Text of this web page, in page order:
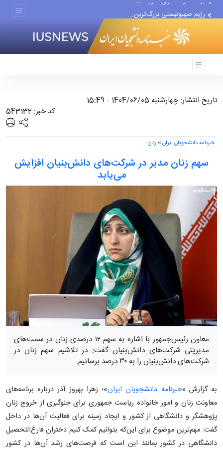
رژیم صهیونیستی بزرگ‌ترین...
تاریخ انتشار: چهارشنبه 1404/06/05 - 15:49
کد خبر: 543132
خبرنامه دانشجویان ایران> زنان
سهم زنان مدیر در شرکت‌های دانش‌بنیان افزایش
می‌یابد
معاون رئیس‌جمهور با اشاره به سهم ۱۲ درصدی زنان در سمت‌های
مدیریتی شرکت‌های دانش‌بنیان گفت: در تلاشیم سهم زنان در
شرکت‌های دانش‌بنیان را به ۳۰ درصد برسانیم.
به گزارش «خبرنامه دانشجویان ایران»؛ زهرا بهروز آذر درباره برنامه‌های
معاونت زنان و امور خانواده ریاست جمهوری برای جلوگیری از خروج زنان
پژوهشگر و دانشگاهی از کشور و ایجاد زمینه برای فعالیت آن‌ها در داخل
گفت: مهم‌ترین موضوع برای این‌که بتوانیم کمک کنیم دختران فارغ‌التحصیل
دانشگاهی در کشور بمانند این است که فرصت‌های رشد آن‌ها در کشور